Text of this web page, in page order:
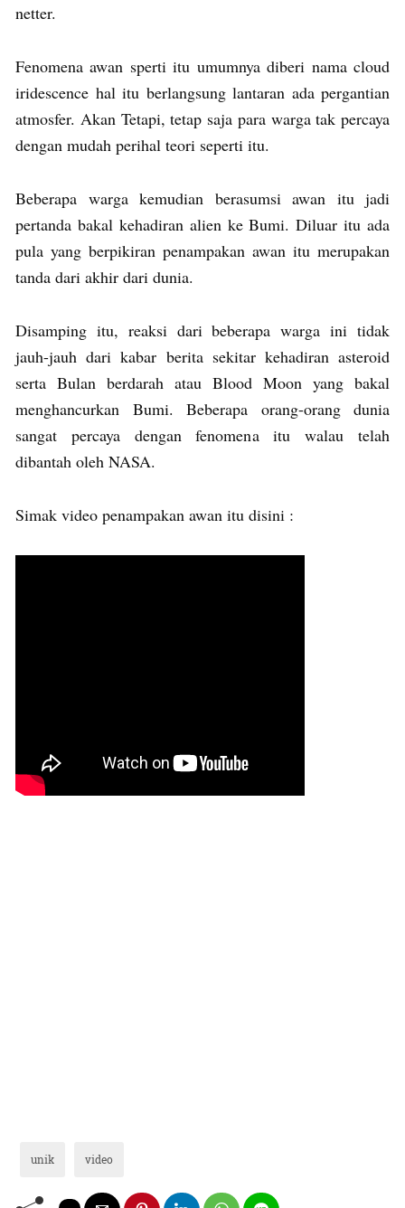
netter.
Fenomena awan sperti itu umumnya diberi nama cloud
iridescence hal itu berlangsung lantaran ada pergantian
atmosfer. Akan Tetapi, tetap saja para warga tak percaya
dengan mudah perihal teori seperti itu.
Beberapa warga kemudian berasumsi awan itu jadi
pertanda bakal kehadiran alien ke Bumi. Diluar itu ada
pula yang berpikiran penampakan awan itu merupakan
tanda dari akhir dari dunia.
Disamping itu, reaksi dari beberapa warga ini tidak
jauh-jauh dari kabar berita sekitar kehadiran asteroid
serta Bulan berdarah atau Blood Moon yang bakal
menghancurkan Bumi. Beberapa orang-orang dunia
sangat percaya dengan fenomena itu walau telah
dibantah oleh NASA.
Simak video penampakan awan itu disini :
unik video